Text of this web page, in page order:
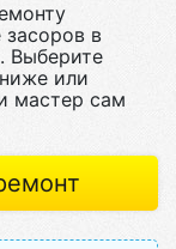
в
Выберите
или
мастер сам